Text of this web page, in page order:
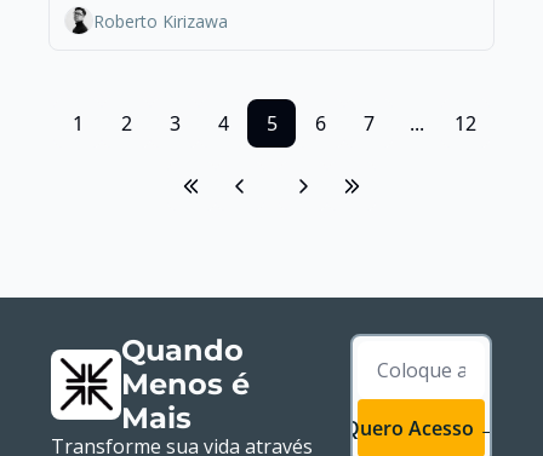
Roberto Kirizawa
1 2 3 4 5 6 7 ... 12
Quando
Menos é
Mais
Transforme sua vida através
Quero Acesso →